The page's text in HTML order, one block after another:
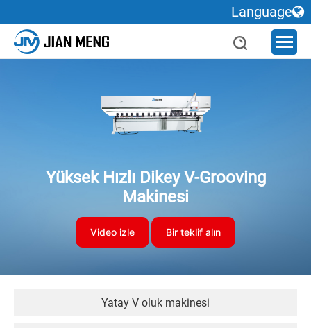
Yüksek Hızlı Dikey V-Grooving
Makinesi
Video izle Bir teklif alın
Yatay V oluk makinesi
Language